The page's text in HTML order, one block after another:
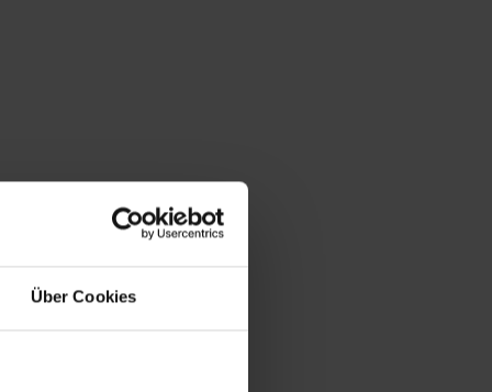
Über Cookies